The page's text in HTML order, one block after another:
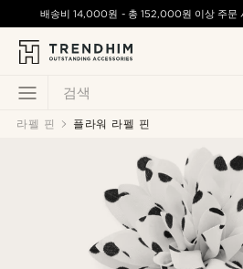
검색
배송비14,000원 - 총 152,000원 이상 주문
라펠 핀 플라워 라펠 핀